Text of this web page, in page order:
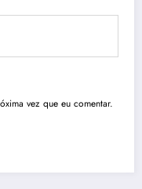
vez que eu comentar.